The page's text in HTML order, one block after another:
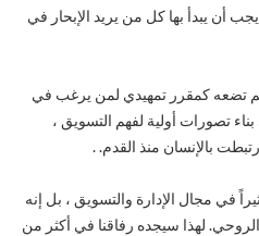
أن يبدأ بها كل من يريد الإبحار في
تضعه كمقرر تمهيدي لمن يرغب في
تصورات أولية لفهم التسويق ،
بالإنسان منذ القدم. .
10 مفكرين تأثيراً في مجال الإدارة والتسويق ، بل إنه
لهذا سيجده رفاقنا في أكثر من